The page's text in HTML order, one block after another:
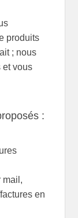
produits
; nous
et vous
:
mail,
en